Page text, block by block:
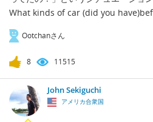
What kinds of car (did you
Ootchanさん
8 11515
John Sekiguchi
アメリカ合衆国